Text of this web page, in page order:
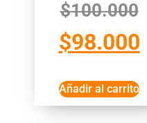
$100.000
$98.000
Añadir al carrito